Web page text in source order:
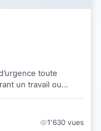
toute
un travail ou
1'630 vues